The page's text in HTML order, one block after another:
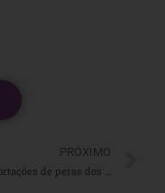
PRÓXIMO
As exportações de peras dos EUA se expandem para mercados internacionais nesta temporada